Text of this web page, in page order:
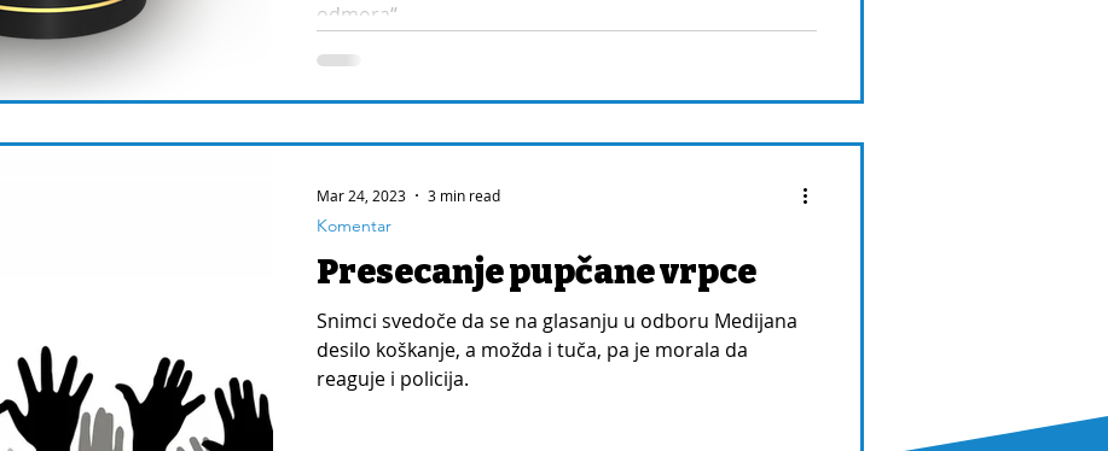
odmora“.
Presecanje pupčane vrpce
Snimci svedoče da se na glasanju u odboru Medijana
desilo koškanje, a možda i tuča, pa je morala da
reaguje i policija.
Komentar
Mar 24, 2023 3 min read